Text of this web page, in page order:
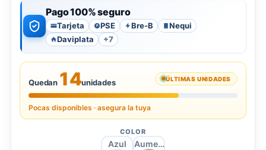
Pago 100% seguro
Tarjeta P PSE Bre-B
Nequi
Daviplata
+7
Quedan 14unidades ÚLTIMAS UNIDADES
Pocas disponibles · asegura la tuya
COLOR
Azul Aumento en azul